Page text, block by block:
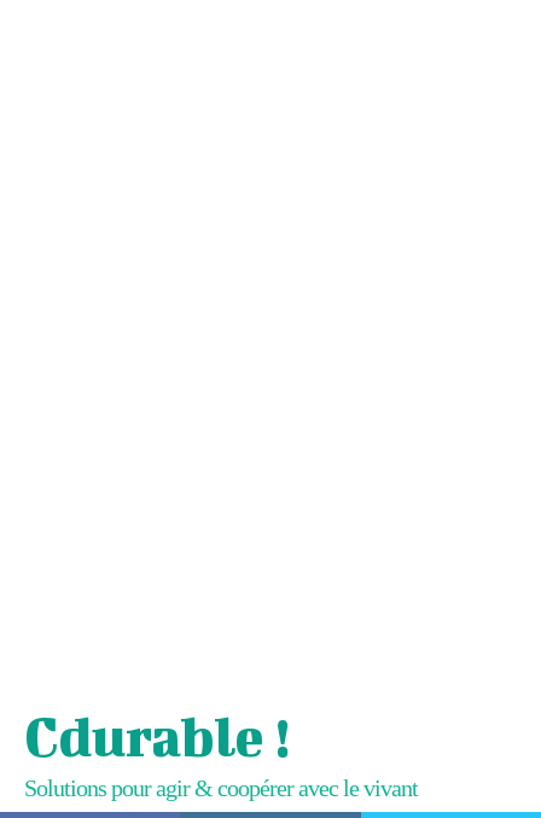
Cdurable !
Solutions pour agir & coopérer avec le vivant